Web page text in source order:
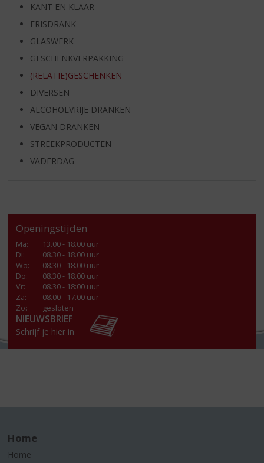
KANT EN KLAAR
FRISDRANK
GLASWERK
GESCHENKVERPAKKING
(RELATIE)GESCHENKEN
DIVERSEN
ALCOHOLVRIJE DRANKEN
VEGAN DRANKEN
STREEKPRODUCTEN
VADERDAG
Openingstijden
Ma:
13.00 - 18.00 uur
Di:
08.30 - 18.00 uur
Wo:
08.30 - 18.00 uur
Do:
08.30 - 18.00 uur
Vr:
08.30 - 18:00 uur
Za:
08.00 - 17.00 uur
Zo:
gesloten
NIEUWSBRIEF
Schrijf je hier in
Home
Home